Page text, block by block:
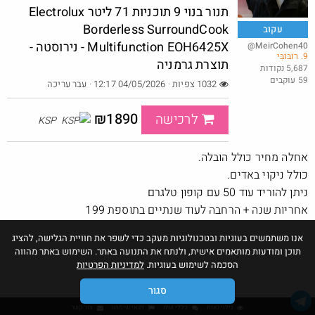
באג? רק לפריים - משלוח חינם ללא הגבלת 49$
@No_but_yeah_but_no_
חם בכוורת
אנו משתמשים בעוגיות ובטכנולוגיות מעקב כדי לשפר את חוויית הגלישה, להציג
תוכן ומודעות מותאמים אישית, ולנתח את התנועה באתר. השימוש באתר מהווה
הסכמה לשימוש בעוגיות. למדיניות הפרטיות
סגור
עקוב
@MeirCohen40
9. רוֹבּוֹבִּי
5,687 נקודות
59 עוקבים
תנור בנוי 9 תוכניות 71 ליטר Electrolux
Borderless SurroundCook
Multifunction EOH6425X - נירוסטה -
תוצרת גרמניה
· עבר עריכה
לרכישה ₪1890
KSP
אחלה מחיר כולל הובלה.
כולל ניקוי באדים.
ניתן להוריד עוד 50 עם קופון טלגרם
אחריות שנה + הרחבה לעוד שנתיים בתוספת 199